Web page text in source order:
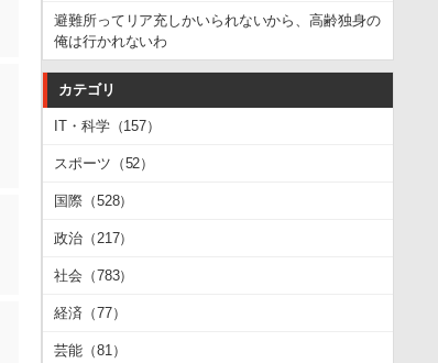
避難所ってリア充しかいられないから、高齢独身の
俺は行かれないわ
カテゴリ
IT・科学（157）
スポーツ（52）
国際（528）
政治（217）
社会（783）
経済（77）
芸能（81）